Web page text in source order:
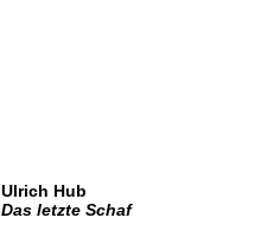
Ulrich Hub
Das letzte Schaf